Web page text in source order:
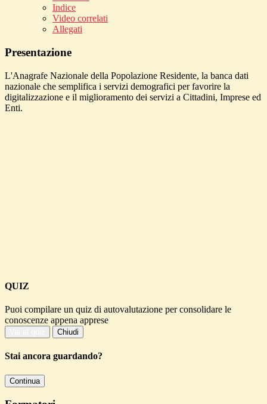
Indice
Video correlati
Allegati
Presentazione
L'Anagrafe Nazionale della Popolazione Residente, la banca dati
nazionale che semplifica i servizi demografici per favorire la
digitalizzazione e il miglioramento dei servizi a Cittadini, Imprese ed
Enti.
QUIZ
Puoi compilare un quiz di autovalutazione per consolidare le
conoscenze appena apprese
Chiudi
Stai ancora guardando?
Continua